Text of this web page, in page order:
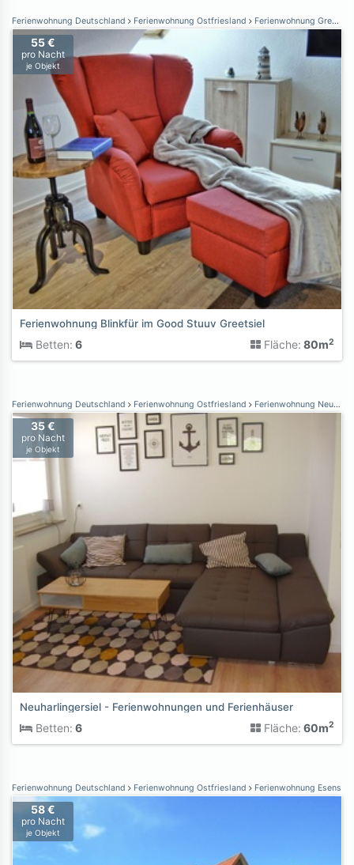
Ferienwohnung Deutschland Ferienwohnung Ostfriesland Ferienwohnung Greetsiel
55 €
pro Nacht
je Objekt
Ferienwohnung Blinkfür im Good Stuuv Greetsiel
Betten: 6 Fläche: 80m2
Ferienwohnung Deutschland Ferienwohnung Ostfriesland Ferienwohnung Neuharlingersiel
35 €
pro Nacht
je Objekt
Neuharlingersiel - Ferienwohnungen und Ferienhäuser
Betten: 6 Fläche: 60m2
Ferienwohnung Deutschland Ferienwohnung Ostfriesland Ferienwohnung Esens
58 €
pro Nacht
je Objekt